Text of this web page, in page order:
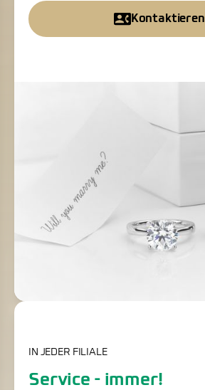
Kontaktieren
IN JEDER FILIALE
Service - immer!